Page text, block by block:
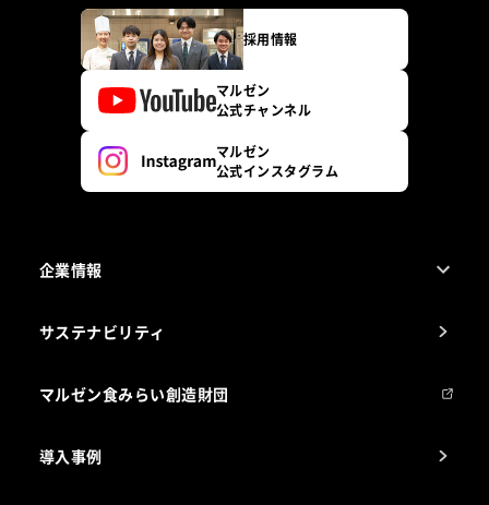
採用情報
マルゼン
公式チャンネル
マルゼン
公式インスタグラム
企業情報
会社組織
製品の開発
サステナビリティ
マルゼン食みらい創造財団
導入事例